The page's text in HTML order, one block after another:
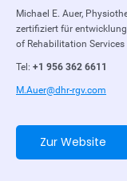
Michael E. Auer,
zertifiziert für
of Rehabilitation Services
Tel: +1 956 362 6611
M.Auer@dhr-rgv.com
Zur Website